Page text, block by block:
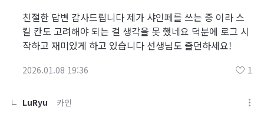
친절한 답변 감사드립니다 제가 샤인페를 쓰는 중 이라 스
킬 칸도 고려해야 되는 걸 생각을 못 했네요 덕분에 로그 시
작하고 재미있게 하고 있습니다 선생님도 즐던하세요!
2026.01.08 19:36 1
LuRyu 카인